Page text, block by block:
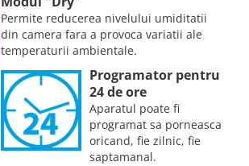
Permite reducerea nivelului umiditatii
din camera fara a provoca variatii ale
temperaturii ambientale.
Programator pentru
24 de ore
Aparatul poate fi
programat sa porneasca
oricand, fie zilnic, fie
saptamanal.